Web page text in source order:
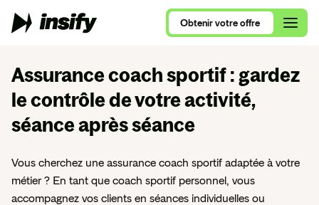
Contactez nos équipes
Alimentation et Restauration
Art, Culture et Évènements
Assurance Multirisque Professionnelle
RC Pro et Exploitation
Protection Juridique Professionnelle
Comparatif RC Pro 2026
Obtenir votre offre
Assurance coach sportif: gardez
le contrôle de votre activité,
séance après séance
Vous cherchez une assurance coach sportif adaptée à votre
métier ? En tant que coach sportif personnel, vous
accompagnez vos clients en séances individuelles ou